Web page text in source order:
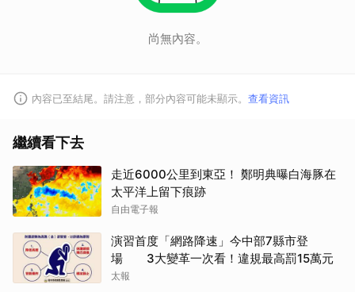
尚無內容。
內容已至結尾。請注意，部分內容可能未顯示。 查看資訊
繼續看下去
走近6000公里到東亞！ 鄭明典曝白海豚在
太平洋上留下痕跡
自由電子報
演習首度「網路降速」今中部7縣市登
場 3大變革一次看！違規最高罰15萬元
太報